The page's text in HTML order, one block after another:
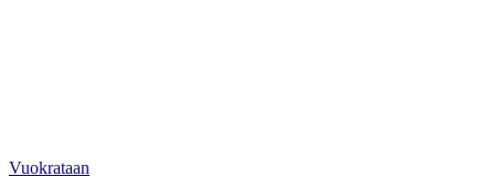
Vuokrataan